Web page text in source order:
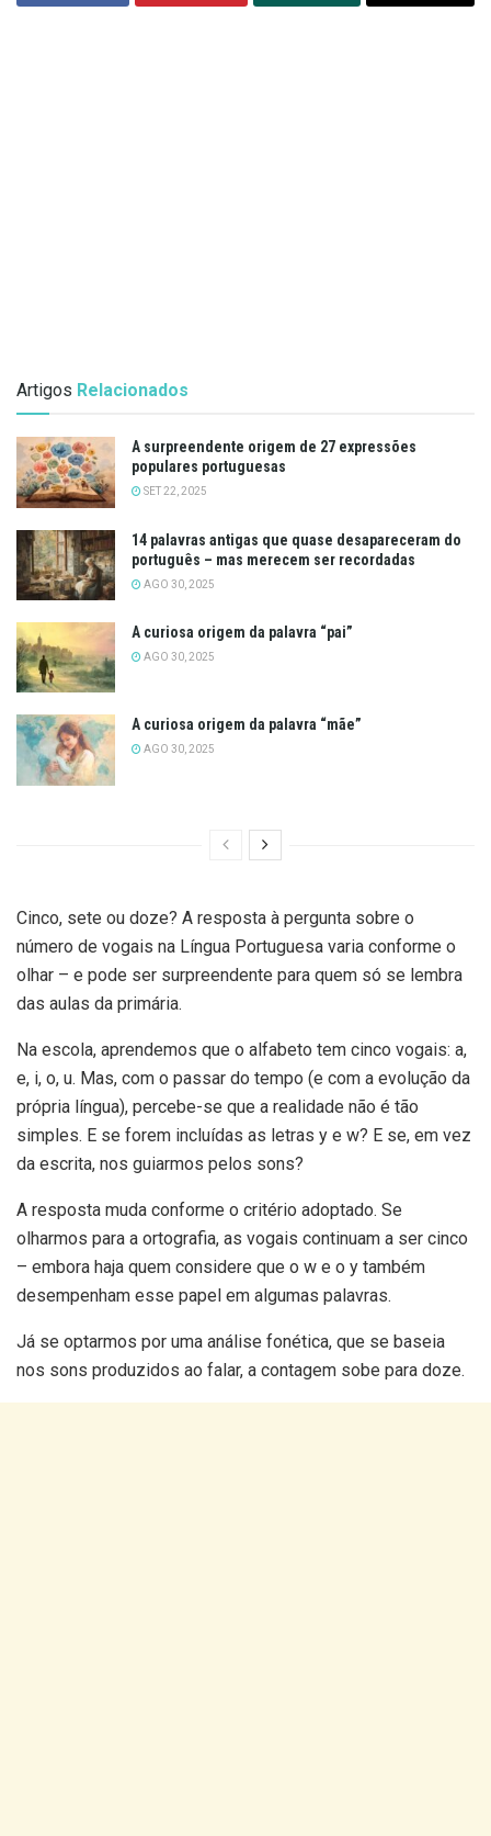
Artigos Relacionados
A surpreendente origem de 27 expressões
populares portuguesas
SET 22, 2025
14 palavras antigas que quase desapareceram do
português – mas merecem ser recordadas
AGO 30, 2025
A curiosa origem da palavra “pai”
AGO 30, 2025
A curiosa origem da palavra “mãe”
AGO 30, 2025
Cinco, sete ou doze? A resposta à pergunta sobre o
número de vogais na Língua Portuguesa varia conforme o
olhar – e pode ser surpreendente para quem só se lembra
das aulas da primária.
Na escola, aprendemos que o alfabeto tem cinco vogais: a,
e, i, o, u. Mas, com o passar do tempo (e com a evolução da
própria língua), percebe-se que a realidade não é tão
simples. E se forem incluídas as letras y e w? E se, em vez
da escrita, nos guiarmos pelos sons?
A resposta muda conforme o critério adoptado. Se
olharmos para a ortografia, as vogais continuam a ser cinco
– embora haja quem considere que o w e o y também
desempenham esse papel em algumas palavras.
Já se optarmos por uma análise fonética, que se baseia
nos sons produzidos ao falar, a contagem sobe para doze.